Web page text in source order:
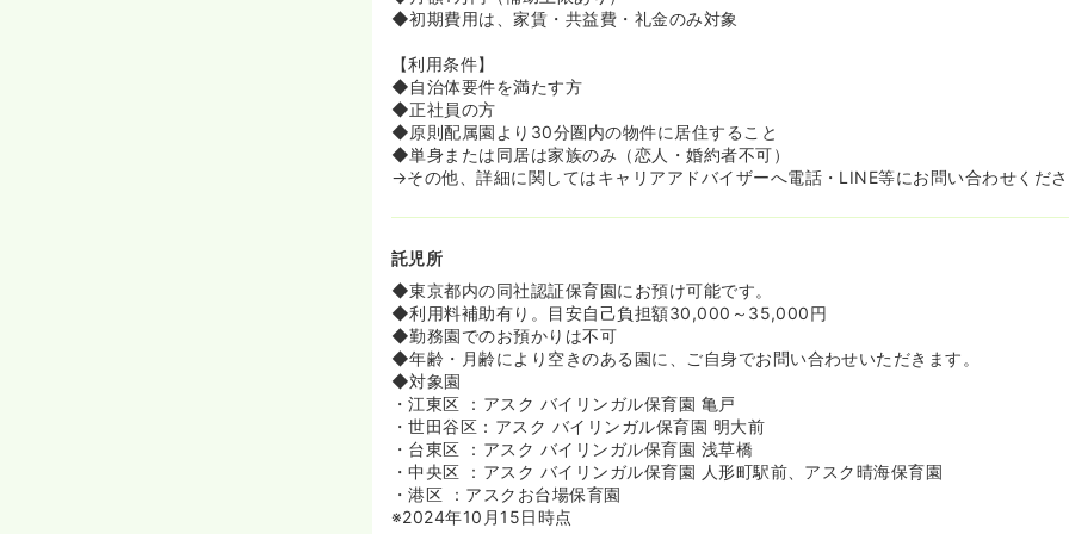
◆初期費用は、家賃・共益費・礼金のみ対象
【利用条件】
◆自治体要件を満たす方
◆正社員の方
◆原則配属園より30分圏内の物件に居住すること
◆単身または同居は家族のみ（恋人・婚約者不可）
→その他、詳細に関してはキャリアアドバイザーへ電話・LINE等にお問い合わせくだ
託児所
◆東京都内の同社認証保育園にお預け可能です。
◆利用料補助有り。目安自己負担額30,000～35,000円
◆勤務園でのお預かりは不可
◆年齢・月齢により空きのある園に、ご自身でお問い合わせいただきます。
◆対象園
・江東区 ：アスク バイリンガル保育園 亀戸
・世田谷区：アスク バイリンガル保育園 明大前
・台東区 ：アスク バイリンガル保育園 浅草橋
・中央区 ：アスク バイリンガル保育園 人形町駅前、アスク晴海保育園
・港区 ：アスクお台場保育園
※2024年10月15日時点